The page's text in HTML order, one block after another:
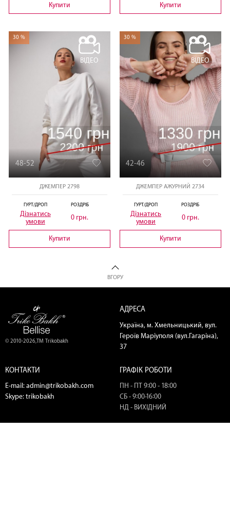
Купити Купити
30 %
ВІДЕО
48-52
ДЖЕМПЕР 2798
ГУРТ/ДРОП
Дізнатись
умови
РОЗДРІБ
0 грн.
Купити
30 %
ВІДЕО
42-46
ДЖЕМПЕР АЖУРНИЙ 2734
ГУРТ/ДРОП
Дізнатись
умови
РОЗДРІБ
0 грн.
Купити
ВГОРУ
© 2010-2026,ТМ Trikobakh
АДРЕСА
Україна, м. Хмельницький, вул.
Героїв Маріуполя (вул.Гагаріна),
37
КОНТАКТИ
E-mail: admin@trikobakh.com
Skype: trikobakh
ГРАФІК РОБОТИ
ПН - ПТ 9:00 - 18:00
СБ - 9:00-16:00
НД - ВИХІДНИЙ